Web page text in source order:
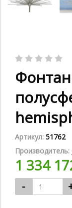
Артикул: 51762
Производитель:
1 334
-